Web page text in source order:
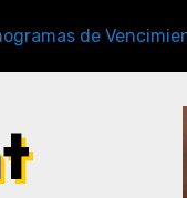
Vencimiento